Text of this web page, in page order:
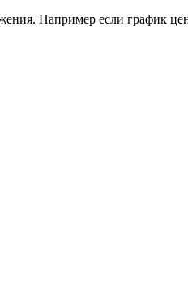
Например если график